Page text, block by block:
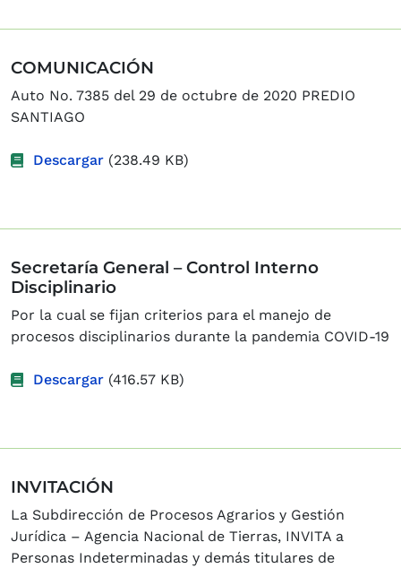
COMUNICACIÓN
Auto No. 7385 del 29 de octubre de 2020 PREDIO
SANTIAGO
Descargar (238.49 KB)
Secretaría General – Control Interno
Disciplinario
Por la cual se fijan criterios para el manejo de
procesos disciplinarios durante la pandemia COVID-19
Descargar (416.57 KB)
INVITACIÓN
La Subdirección de Procesos Agrarios y Gestión
Jurídica – Agencia Nacional de Tierras, INVITA a
Personas Indeterminadas y demás titulares de